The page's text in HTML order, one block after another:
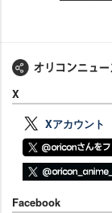
X
Xアカウント
Facebook